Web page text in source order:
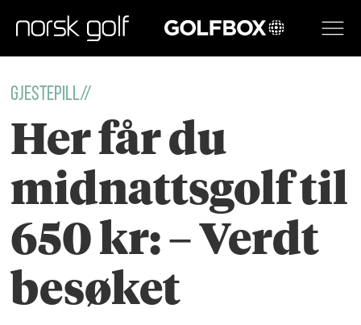
GOLFBOX
GJESTEPILL//
Her får du
midnattsgolf til
650 kr: – Verdt
besøket